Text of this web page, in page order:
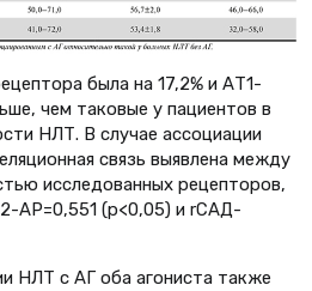
была на 17,2% и АТ1-
чем таковые у пациентов в
НЛТ. В случае ассоциации
связь выявлена между
исследованных рецепторов,
АР=0,551 (р<0,05) и rСАД-
НЛТ с АГ оба агониста также